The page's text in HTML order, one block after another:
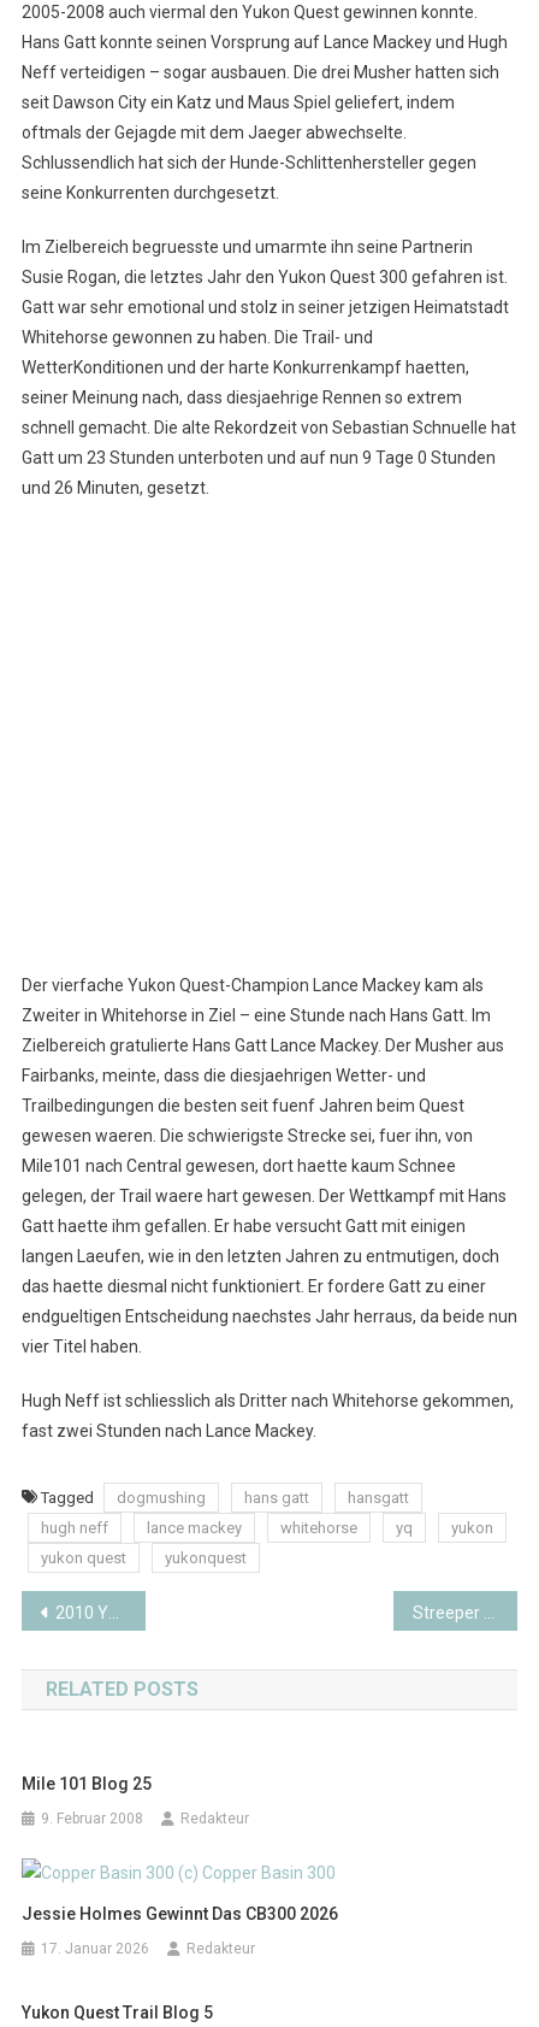
2005-2008 auch viermal den Yukon Quest gewinnen konnte.
Hans Gatt konnte seinen Vorsprung auf Lance Mackey und Hugh
Neff verteidigen – sogar ausbauen. Die drei Musher hatten sich
seit Dawson City ein Katz und Maus Spiel geliefert, indem
oftmals der Gejagde mit dem Jaeger abwechselte.
Schlussendlich hat sich der Hunde-Schlittenhersteller gegen
seine Konkurrenten durchgesetzt.
Im Zielbereich begruesste und umarmte ihn seine Partnerin
Susie Rogan, die letztes Jahr den Yukon Quest 300 gefahren ist.
Gatt war sehr emotional und stolz in seiner jetzigen Heimatstadt
Whitehorse gewonnen zu haben. Die Trail- und
WetterKonditionen und der harte Konkurrenkampf haetten,
seiner Meinung nach, dass diesjaehrige Rennen so extrem
schnell gemacht. Die alte Rekordzeit von Sebastian Schnuelle hat
Gatt um 23 Stunden unterboten und auf nun 9 Tage 0 Stunden
und 26 Minuten, gesetzt.
Der vierfache Yukon Quest-Champion Lance Mackey kam als
Zweiter in Whitehorse in Ziel – eine Stunde nach Hans Gatt. Im
Zielbereich gratulierte Hans Gatt Lance Mackey. Der Musher aus
Fairbanks, meinte, dass die diesjaehrigen Wetter- und
Trailbedingungen die besten seit fuenf Jahren beim Quest
gewesen waeren. Die schwierigste Strecke sei, fuer ihn, von
Mile101 nach Central gewesen, dort haette kaum Schnee
gelegen, der Trail waere hart gewesen. Der Wettkampf mit Hans
Gatt haette ihm gefallen. Er habe versucht Gatt mit einigen
langen Laeufen, wie in den letzten Jahren zu entmutigen, doch
das haette diesmal nicht funktioniert. Er fordere Gatt zu einer
endgueltigen Entscheidung naechstes Jahr herraus, da beide nun
vier Titel haben.
Hugh Neff ist schliesslich als Dritter nach Whitehorse gekommen,
fast zwei Stunden nach Lance Mackey.
Tagged dogmushing hans gatt
hansgatt
hugh neff
lance mackey whitehorse yq
yukon
yukon quest
yukonquest
Beitragsnavigation
2010 Yukon Quest Trail Blog X
RELATED POSTS
Mile 101 Blog 25
9. Februar 2008 Redakteur
Jessie Holmes Gewinnt Das CB300 2026
17. Januar 2026 Redakteur
Yukon Quest Trail Blog 5